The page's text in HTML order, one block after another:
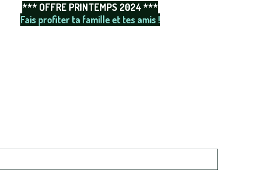
*** OFFRE PRINTEMPS 2024 ***
Fais profiter ta famille et tes amis !